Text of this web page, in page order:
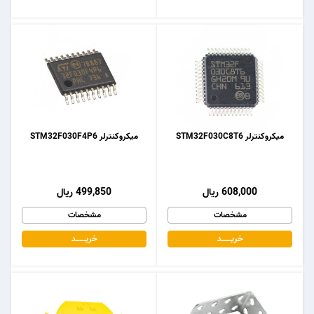
میکروکنترلر STM32F030F4P6
499,850 ریال
مشخصات
خریـــــــد
میکروکنترلر STM32F030C8T6
608,000 ریال
مشخصات
خریـــــــد